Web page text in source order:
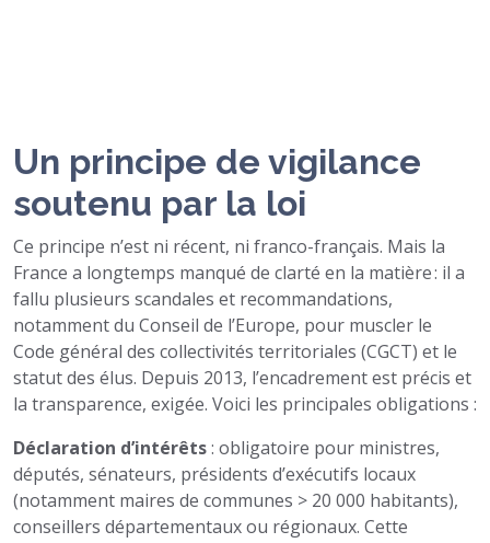
Un principe de vigilance
soutenu par la loi
Ce principe n’est ni récent, ni franco-français. Mais la
France a longtemps manqué de clarté en la matière : il a
fallu plusieurs scandales et recommandations,
notamment du Conseil de l’Europe, pour muscler le
Code général des collectivités territoriales (CGCT) et le
statut des élus. Depuis 2013, l’encadrement est précis et
la transparence, exigée. Voici les principales obligations :
Déclaration d’intérêts: obligatoire pour ministres,
députés, sénateurs, présidents d’exécutifs locaux
(notamment maires de communes > 20 000 habitants),
conseillers départementaux ou régionaux. Cette